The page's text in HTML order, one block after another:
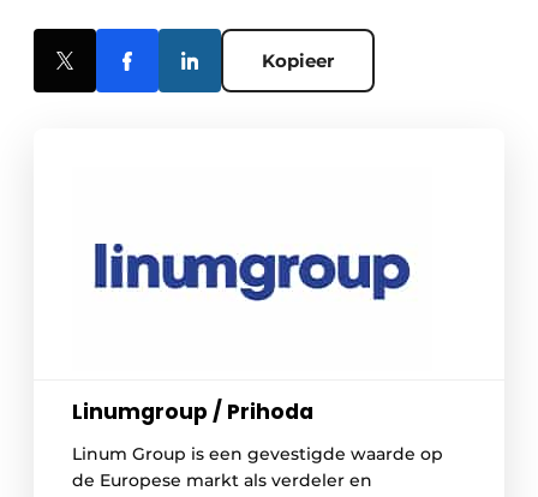
Kopieer
Linumgroup / Prihoda
Linum Group is een gevestigde waarde op
de Europese markt als verdeler en